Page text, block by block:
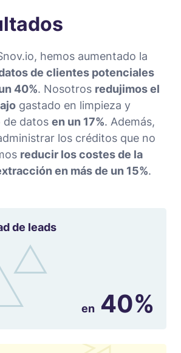
hemos aumentado la
de clientes potenciales
40%. Nosotros redujimos el
gastado en limpieza y
de datos en un 17%. Además,
los créditos que no
reducir los costes de la
en más de un 15%.
de leads
en 40%